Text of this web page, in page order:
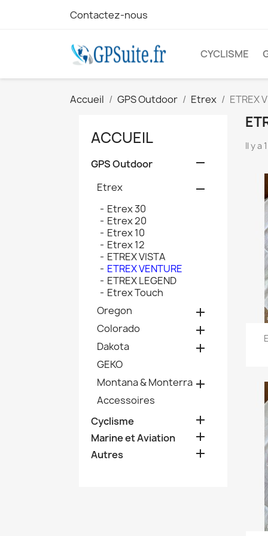
Contactez-nous
CYCLISME
Accueil GPS Outdoor Etrex ETREX
ACCUEIL
GPS Outdoor 
Etrex 
Etrex 30
Etrex 20
Etrex 10
Etrex 12
ETREX VISTA
ETREX VENTURE
ETREX LEGEND
Etrex Touch
Oregon

Colorado 
Dakota 
GEKO
Montana & Monterra 
Accessoires
Cyclisme

Marine et Aviation 
Autres 
Il y a